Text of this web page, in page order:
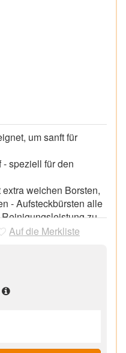
um sanft für
speziell für den
weichen Borsten,
- Aufsteckbürsten alle
zu
Auf die Merkliste